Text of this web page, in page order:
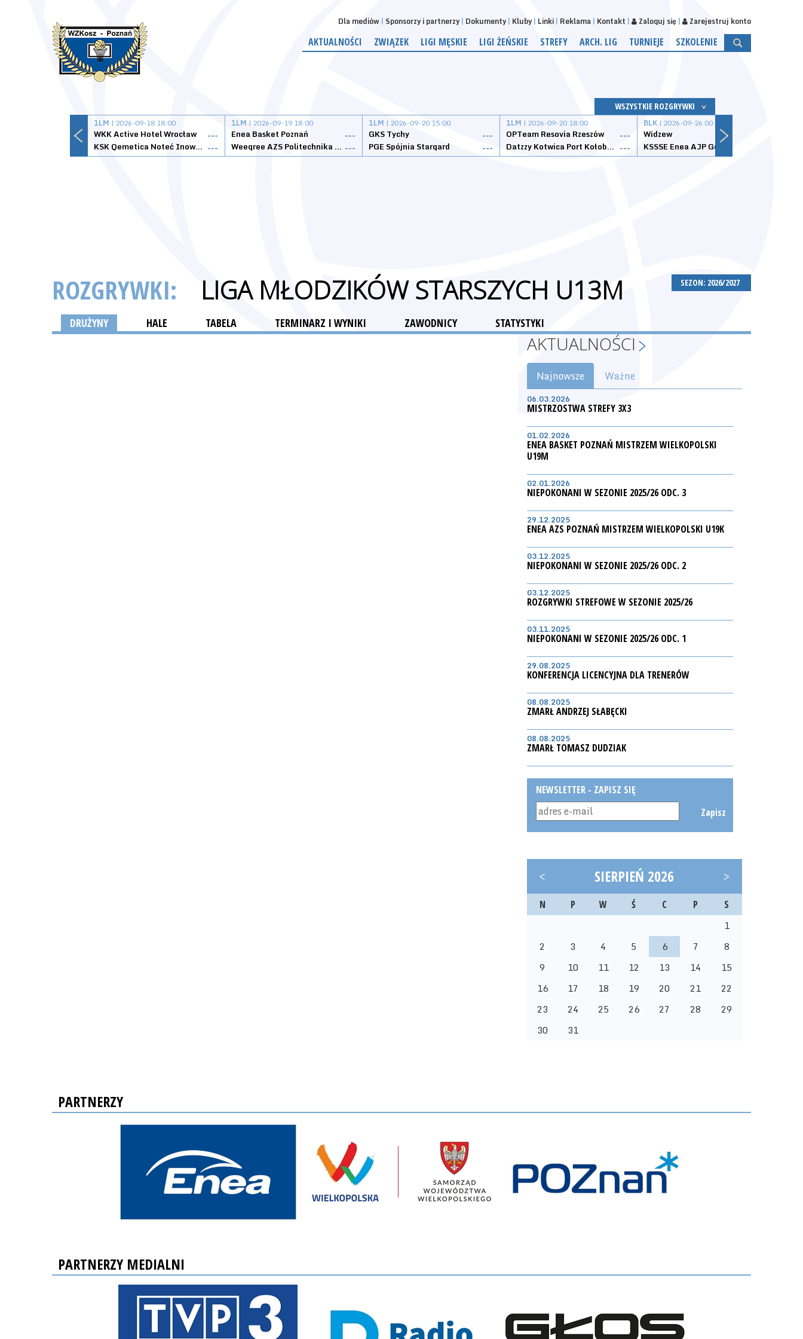
Dla mediów Sponsorzy i partnerzy Dokumenty Kluby Linki Reklama Kontakt Zaloguj się Zarejestruj konto
AKTUALNOŚCI ZWIĄZEK LIGI MĘSKIE LIGI ŻEŃSKIE STREFY ARCH. LIG TURNIEJE SZKOLENIE
WSZYSTKIE ROZGRYWKI
1LM | 2026-09-18 18:00
WKK Active Hotel Wrocław
---
KSK Qemetica Noteć Inowrocław ---
1LM | 2026-09-19 18:00
Enea Basket Poznań
---
Weegree AZS Politechnika Opolska ---
1LM | 2026-09-20 15:00
GKS Tychy
---
PGE Spójnia Stargard
---
1LM | 2026-09-20 18:00
OPTeam Resovia Rzeszów
---
Datzzy Kotwica Port Kołobrzeg ---
BLK | 2026-09-26 00:00
Widzew
SEZON: 2026/2027
ROZGRYWKI: LIGA MŁODZIKÓW STARSZYCH U13M
DRUŻYNY HALE TABELA TERMINARZ I WYNIKI ZAWODNICY STATYSTYKI
AKTUALNOŚCI
Najnowsze Ważne
06.03.2026
MISTRZOSTWA STREFY 3X3
01.02.2026
ENEA BASKET POZNAŃ MISTRZEM WIELKOPOLSKI
U19M
02.01.2026
NIEPOKONANI W SEZONIE 2025/26 ODC. 3
29.12.2025
ENEA AZS POZNAŃ MISTRZEM WIELKOPOLSKI U19K
03.12.2025
NIEPOKONANI W SEZONIE 2025/26 ODC. 2
03.12.2025
ROZGRYWKI STREFOWE W SEZONIE 2025/26
03.11.2025
NIEPOKONANI W SEZONIE 2025/26 ODC. 1
29.08.2025
KONFERENCJA LICENCYJNA DLA TRENERÓW
08.08.2025
ZMARŁ ANDRZEJ SŁABĘCKI
08.08.2025
ZMARŁ TOMASZ DUDZIAK
NEWSLETTER - ZAPISZ SIĘ
Zapisz
< SIERPIEŃ 2026 >
N P W Ś C P S
1
2
3 4 5 6 7
8
9
10 11 12 13 14
15
16
17 18 19 20 21
22
23
24 25 26 27 28
29
30
31
PARTNERZY
PARTNERZY MEDIALNI